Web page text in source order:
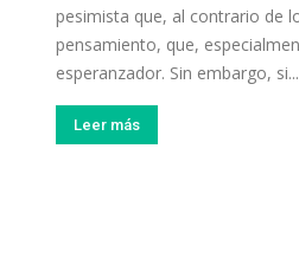
pesimista que, al contrario de
pensamiento, que,
esperanzador. Sin embargo, si...
Leer más